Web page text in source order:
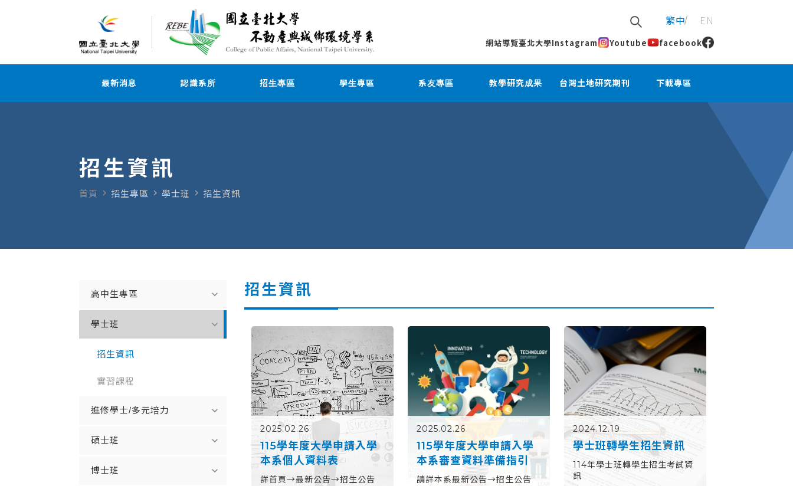
繁中 EN
網站導覽臺北大學Instagram Youtube facebook
最新消息 認識系所 招生專區 學生專區 系友專區 教學研究成果 台灣土地研究期刊 下載專區
招生資訊
首頁 navigate_next 招生專區 navigate_next 學士班 navigate_next 招生資訊
高中生專區 expand_more
學士班 expand_more
招生資訊
實習課程
進修學士/多元培力 expand_more
碩士班 expand_more
博士班 expand_more
招生資訊
2025.02.26
115學年度大學申請入學
本系個人資料表
詳首頁→最新公告→招生公告
2025.02.26
115學年度大學申請入學
本系審查資料準備指引
請詳本系最新公告→招生公告
2024.12.19
學士班轉學生招生資訊
114年學士班轉學生招生考試資
訊